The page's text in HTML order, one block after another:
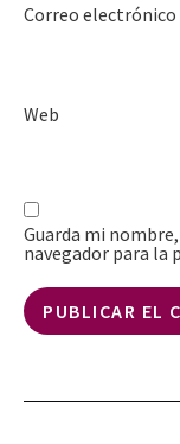
Correo electrónico
Web
Guarda mi
navegador para la